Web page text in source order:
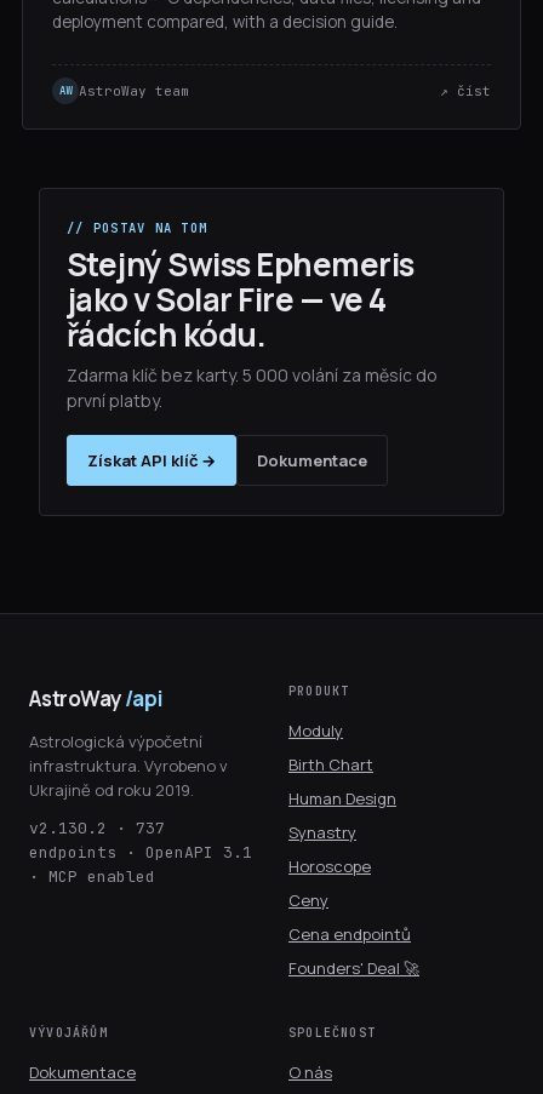
deployment compared, with a decision guide.
AW AstroWay team ↗ číst
// POSTAV NA TOM
Stejný Swiss Ephemeris
jako v Solar Fire — ve 4
řádcích kódu.
Zdarma klíč bez karty. 5 000 volání za měsíc do
první platby.
Získat API klíč → Dokumentace
AstroWay/api
Astrologická výpočetní
infrastruktura. Vyrobeno v
Ukrajině od roku 2019.
v2.130.2 · 737
endpoints · OpenAPI 3.1
· MCP enabled
PRODUKT
Moduly
Birth Chart
Human Design
Synastry
Horoscope
Ceny
Cena endpointů
Founders' Deal 🚀
VÝVOJÁŘŮM
Dokumentace
SPOLEČNOST
O nás